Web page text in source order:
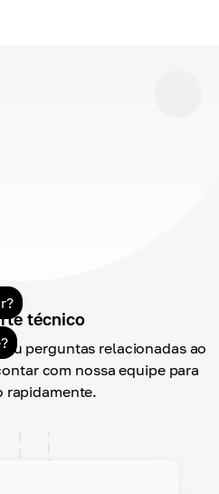
técnico
perguntas relacionadas ao
com nossa equipe para
rapidamente.